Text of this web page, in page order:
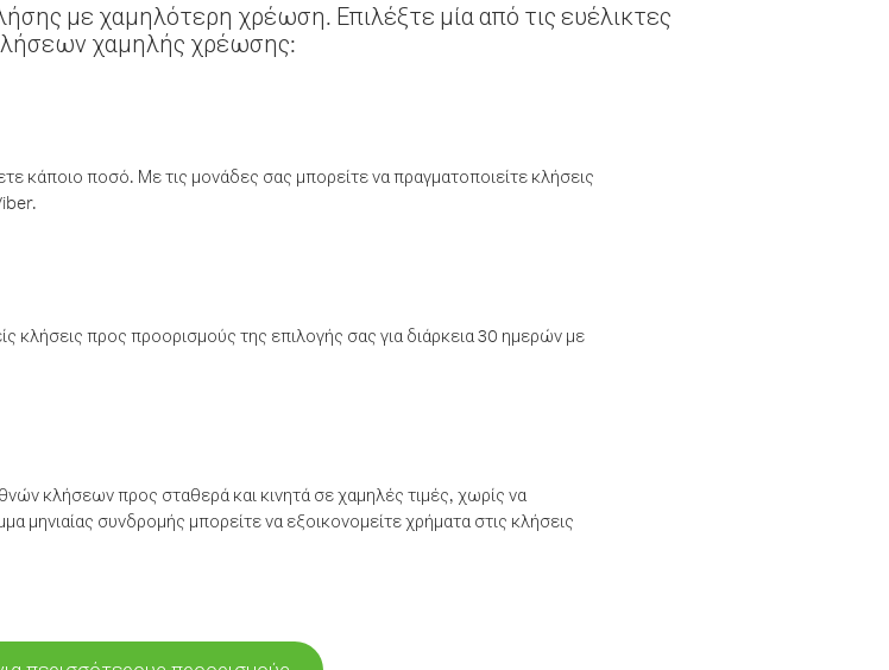
με χαμηλότερη χρέωση. Επιλέξτε μία από τις ευέλικτες
χαμηλής χρέωσης:
κάποιο ποσό. Με τις μονάδες σας μπορείτε να πραγματοποιείτε κλήσεις
κλήσεις προς προορισμούς της επιλογής σας για διάρκεια 30 ημερών με
κλήσεων προς σταθερά και κινητά σε χαμηλές τιμές, χωρίς να
συνδρομής μπορείτε να εξοικονομείτε χρήματα στις κλήσεις